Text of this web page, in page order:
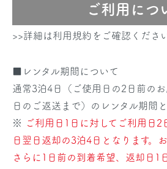
ご利用につ
>>詳細は利用規約をご確認くださ
■レンタル期間について
通常3泊4日（ご使用日の2日前の
日のご返送まで）のレンタル期間と
※
ご利用日1日に対してご利用日2
日翌日返却の3泊4日となります。
さらに1日前の到着希望、返却日1